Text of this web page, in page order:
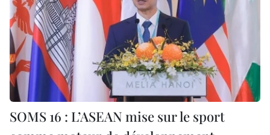
SOMS 16 : L’ASEAN mise sur le sport